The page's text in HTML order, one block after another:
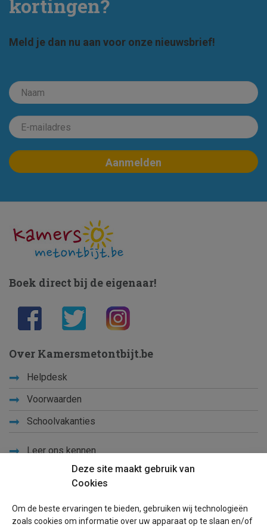
kortingen?
Meld je dan nu aan voor onze nieuwsbrief!
Deze site maakt gebruik van
Cookies
Om de beste ervaringen te bieden, gebruiken wij technologieën
zoals cookies om informatie over uw apparaat op te slaan en/of
Boek direct bij de eigenaar!
Over Kamersmetontbijt.be
Helpdesk
Voorwaarden
Schoolvakanties
Leer ons kennen
Sitemap